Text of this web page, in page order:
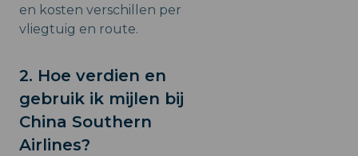
en kosten verschillen per
vliegtuig en route.
2. Hoe verdien en
gebruik ik mijlen bij
China Southern
Airlines?